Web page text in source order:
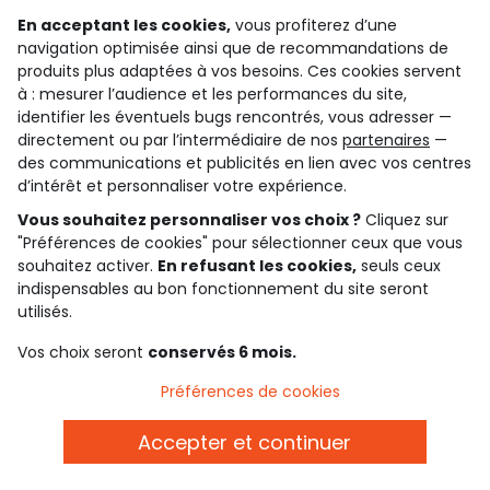
ou même des pinces à cheveux, nos bestsellers
apportent ce petit plus qui fait briller votre fille en
toute simplicité ! Qu’elle adore le multicolore, les
nœuds trop mignons ou plutôt les trucs simples et
efficaces, il y a forcément un accessoire qui
correspond à son style ici. Alors maman, prêtes à
pimper la chevelure de votre baby girl avec des
touches fun et magiques ?
échange et remboursement
sur toute la saison
service client
En acceptant les cookies, vous profiterez d’une
navigation optimisée ainsi que de recommandations de
produits plus adaptées à vos besoins. Ces cookies servent
à : mesurer l’audience et les performances du site,
identifier les éventuels bugs rencontrés, vous adresser —
directement ou par l’intermédiaire de nos partenaires —
des communications et publicités en lien avec vos centres
d’intérêt et personnaliser votre expérience.
Vous souhaitez personnaliser vos choix ? Cliquez sur
"Préférences de cookies" pour sélectionner ceux que vous
souhaitez activer. En refusant les cookies, seuls ceux
indispensables au bon fonctionnement du site seront
utilisés.
Vos choix seront conservés 6 mois.
Préférences de cookies
Accepter et continuer